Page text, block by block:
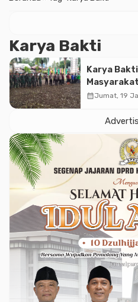
Karya Bakti
Karya
Selatan
calendar_monthJumat, 19